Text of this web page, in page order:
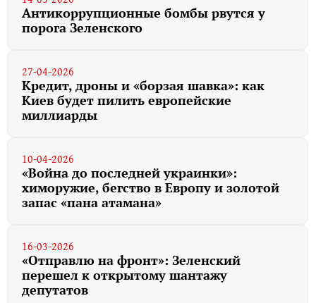
Антикоррупционные бомбы рвутся у
порога Зеленского
27-04-2026
Кредит, дроны и «борзая шавка»: как
Киев будет пилить европейские
миллиарды
10-04-2026
«Война до последней украинки»:
химоружие, бегство в Европу и золотой
запас «пана атамана»
16-03-2026
«Отправлю на фронт»: Зеленский
перешел к открытому шантажу
депутатов